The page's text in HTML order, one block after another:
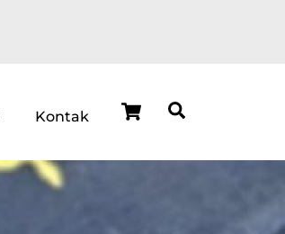
Cart
Kontak